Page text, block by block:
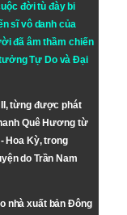
đời tù đày bi
sĩ vô danh của
đã âm thầm chiến
tưởngTự DovàĐại
từng được phát
Quê Hương từ
Hoa Kỳ, trong
do Trần Nam
nhà xuất bản Đông